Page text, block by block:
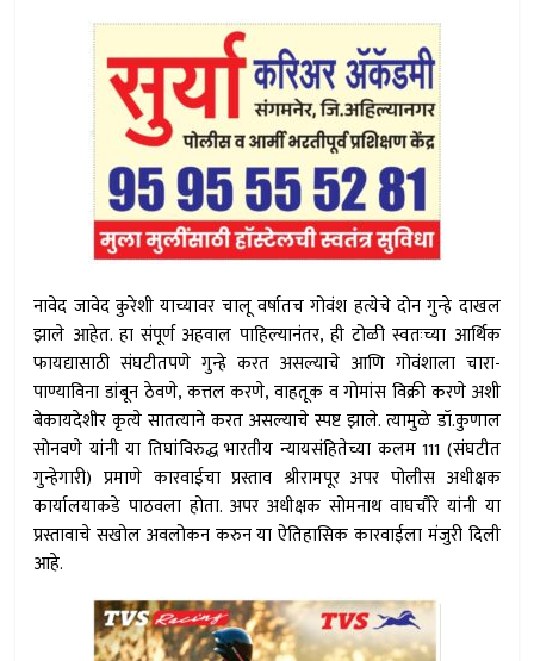
नावेद जावेद कुरेशी याच्यावर चालू वर्षातच गोवंश हत्येचे दोन गुन्हे दाखल
झाले आहेत. हा संपूर्ण अहवाल पाहिल्यानंतर, ही टोळी स्वतःच्या आर्थिक
फायद्यासाठी संघटीतपणे गुन्हे करत असल्याचे आणि गोवंशाला चारा-
पाण्याविना डांबून ठेवणे, कत्तल करणे, वाहतूक व गोमांस विक्री करणे अशी
बेकायदेशीर कृत्ये सातत्याने करत असल्याचे स्पष्ट झाले. त्यामुळे डॉ.कुणाल
सोनवणे यांनी या तिघांविरुद्ध भारतीय न्यायसंहितेच्या कलम 111 (संघटीत
गुन्हेगारी) प्रमाणे कारवाईचा प्रस्ताव श्रीरामपूर अपर पोलीस अधीक्षक
कार्यालयाकडे पाठवला होता. अपर अधीक्षक सोमनाथ वाघचौरे यांनी या
प्रस्तावाचे सखोल अवलोकन करुन या ऐतिहासिक कारवाईला मंजुरी दिली
आहे.